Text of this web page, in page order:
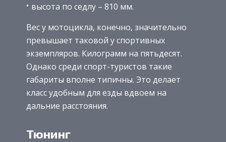
высота по седлу – 810 мм.
Вес у мотоцикла, конечно, значительно
превышает таковой у спортивных
экземпляров. Килограмм на пятьдесят.
Однако среди спорт-туристов такие
габариты вполне типичны. Это делает
класс удобным для езды вдвоем на
дальние расстояния.
Тюнинг